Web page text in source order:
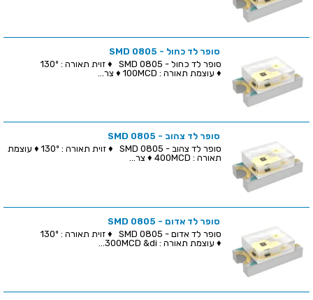
סופר לד כחול - SMD 0805
סופר לד כחול - SMD 0805 ♦ זוית תאורה : 130º
♦ עוצמת תאורה : 100MCD ♦ צר...
סופר לד צהוב - SMD 0805
סופר לד צהוב - SMD 0805 ♦ זוית תאורה : 130º ♦ עוצמת
תאורה : 400MCD ♦ צר...
סופר לד אדום - SMD 0805
סופר לד אדום - SMD 0805 ♦ זוית תאורה : 130º
♦ עוצמת תאורה : 300MCD &di...